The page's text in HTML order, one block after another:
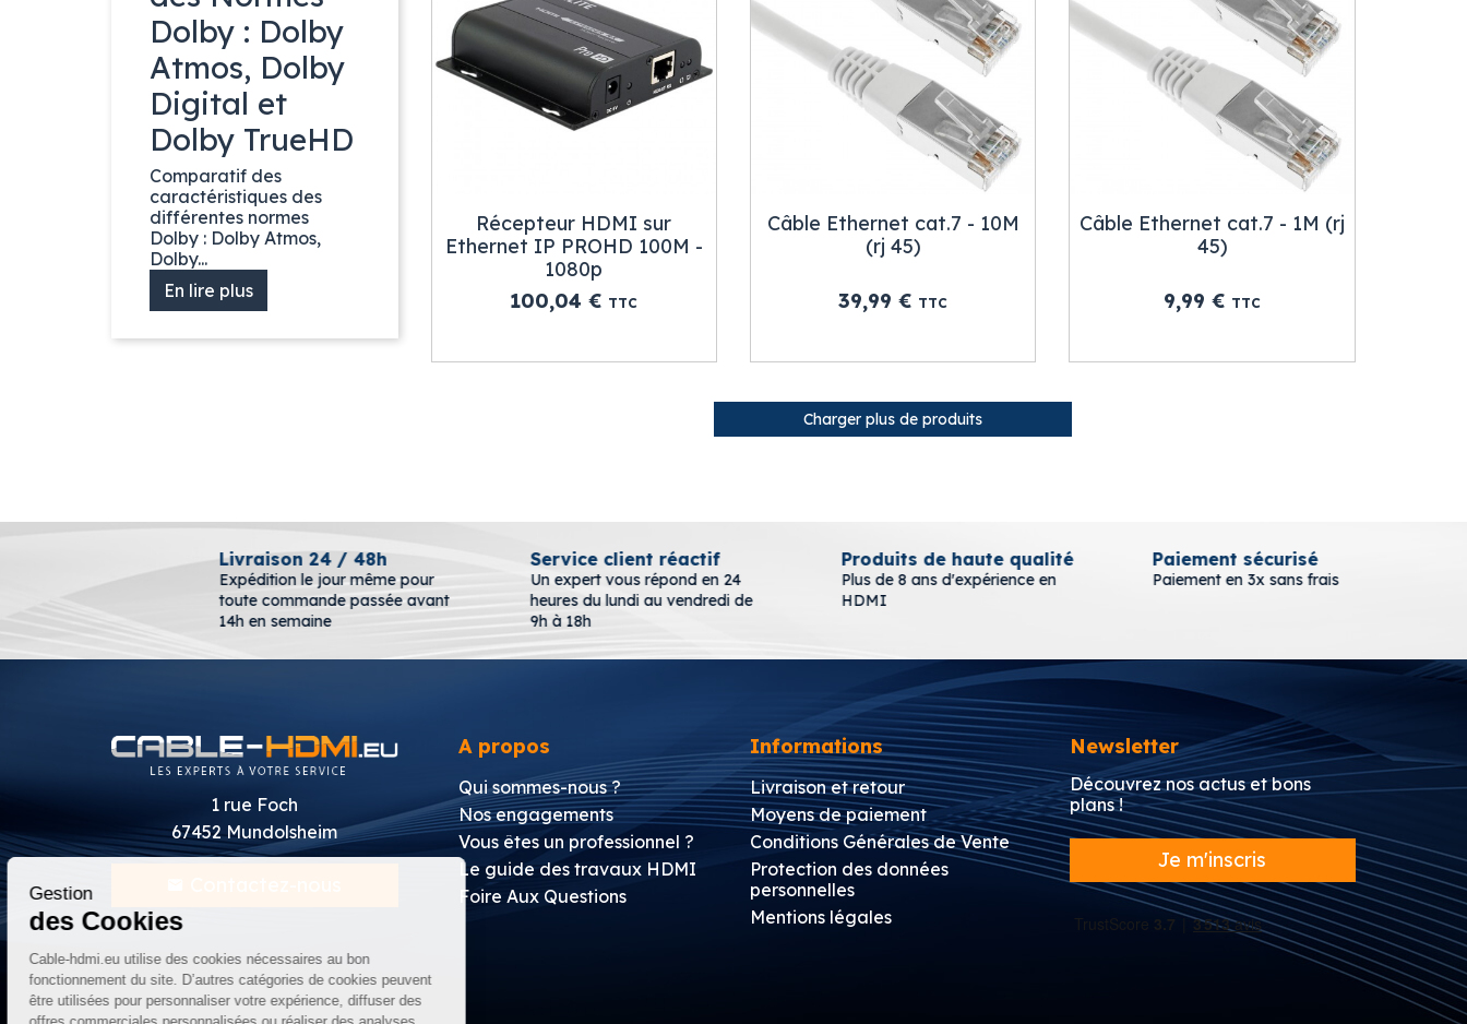
Dolby : Dolby
Atmos, Dolby
Digital et
Dolby TrueHD
Comparatif des
caractéristiques des
différentes normes
Dolby : Dolby Atmos,
Dolby...
En lire plus
Récepteur HDMI sur
Ethernet IP PROHD 100M -
1080p
Prix
100,04 € TTC
Câble Ethernet cat.7 - 10M
(rj 45)
Prix
39,99 € TTC
Câble Ethernet cat.7 - 1M (rj
45)
Prix
9,99 € TTC
Charger plus de produits
Livraison 24 / 48h
Expédition le jour même pour
toute commande passée avant
14h en semaine
Service client réactif
Un expert vous répond en 24
heures du lundi au vendredi de
9h à 18h
Produits de haute qualité
Plus de 8 ans d'expérience en
HDMI
Paiement sécurisé
Paiement en 3x sans frais
1 rue Foch
67452 Mundolsheim
A propos
Qui sommes-nous ?
Nos engagements
Vous êtes un professionnel ?
Le guide des travaux HDMI
Foire Aux Questions
Informations
Livraison et retour
Moyens de paiement
Conditions Générales de Vente
Protection des données
personnelles
Mentions légales
Newsletter
Découvrez nos actus et bons
plans !
Je m'inscris
Continuer sans accepter
Gestion
des Cookies
Cable-hdmi.eu utilise des cookies nécessaires au bon
fonctionnement du site. D’autres catégories de cookies peuvent
être utilisées pour personnaliser votre expérience, diffuser des
offres commerciales personnalisées ou réaliser des analyses